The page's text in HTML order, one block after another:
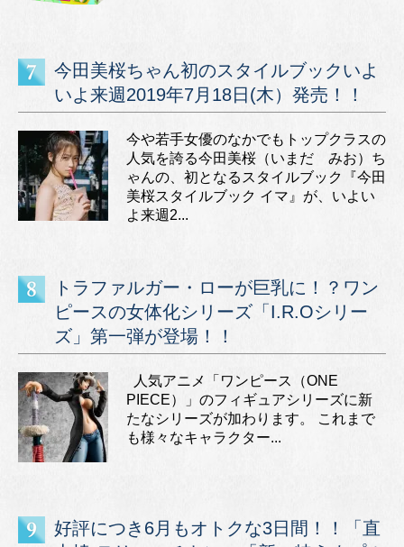
今田美桜ちゃん初のスタイルブックいよ
いよ来週2019年7月18日(木）発売！！
今や若手女優のなかでもトップクラスの
人気を誇る今田美桜（いまだ みお）ち
ゃんの、初となるスタイルブック『今田
美桜スタイルブック イマ』が、いよい
よ来週2...
トラファルガー・ローが巨乳に！？ワン
ピースの女体化シリーズ「I.R.Oシリー
ズ」第一弾が登場！！
人気アニメ「ワンピース（ONE
PIECE）」のフィギュアシリーズに新
たなシリーズが加わります。 これまで
も様々なキャラクター...
好評につき6月もオトクな3日間！！「直